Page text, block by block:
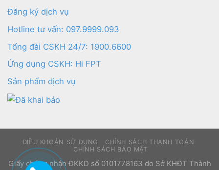
Đăng ký dịch vụ
Hotline tư vấn: 097.9999.093
Tổng đài CSKH 24/7: 1900.6600
Ứng dụng CSKH: Hi FPT
Sản phẩm dịch vụ
ĐIỀU KHOẢN SỬ DỤNG
CHÍNH SÁCH THANH TOÁN
CHÍNH SÁCH BẢO MẬT
Giấy chứng nhận ĐKKD số 0101778163 do Sở KHĐT Thành